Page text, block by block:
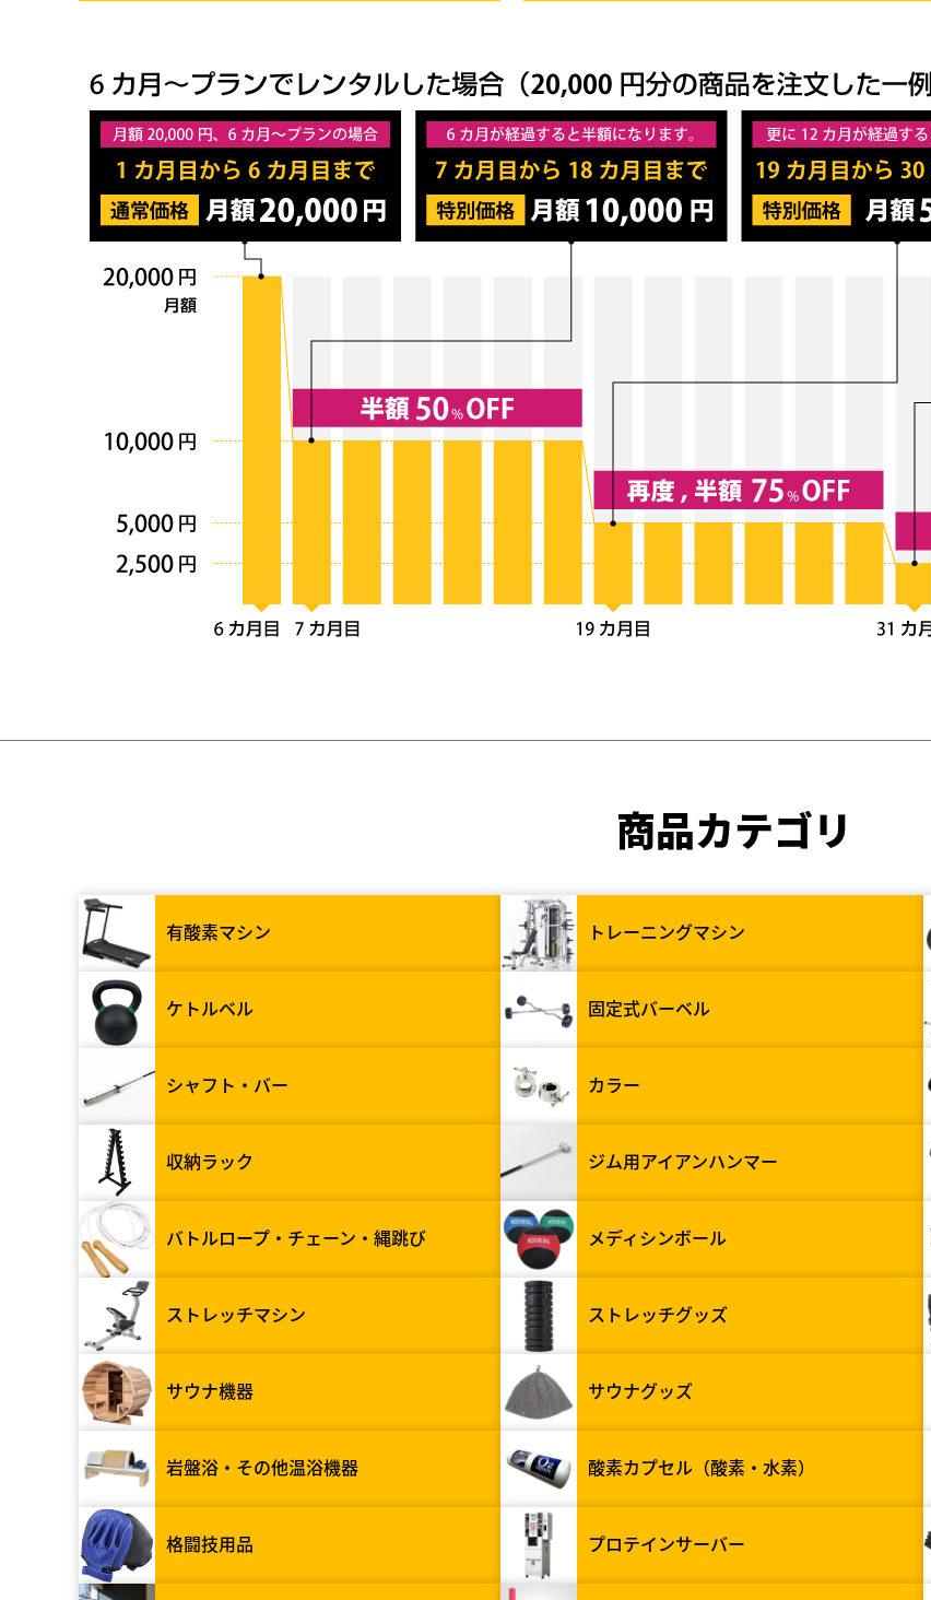
商品カテゴリ
有酸素マシン トレーニングマシン
ケトルベル 固定式バーベル
シャフト・バー カラー
収納ラック ジム用アイアンハンマー
バトルロープ・チェーン・縄跳び メディシンボール
ストレッチマシン ストレッチグッズ
サウナ機器 サウナグッズ
岩盤浴・その他温浴機器 酸素カプセル（酸素・水素）
格闘技用品 プロテインサーバー